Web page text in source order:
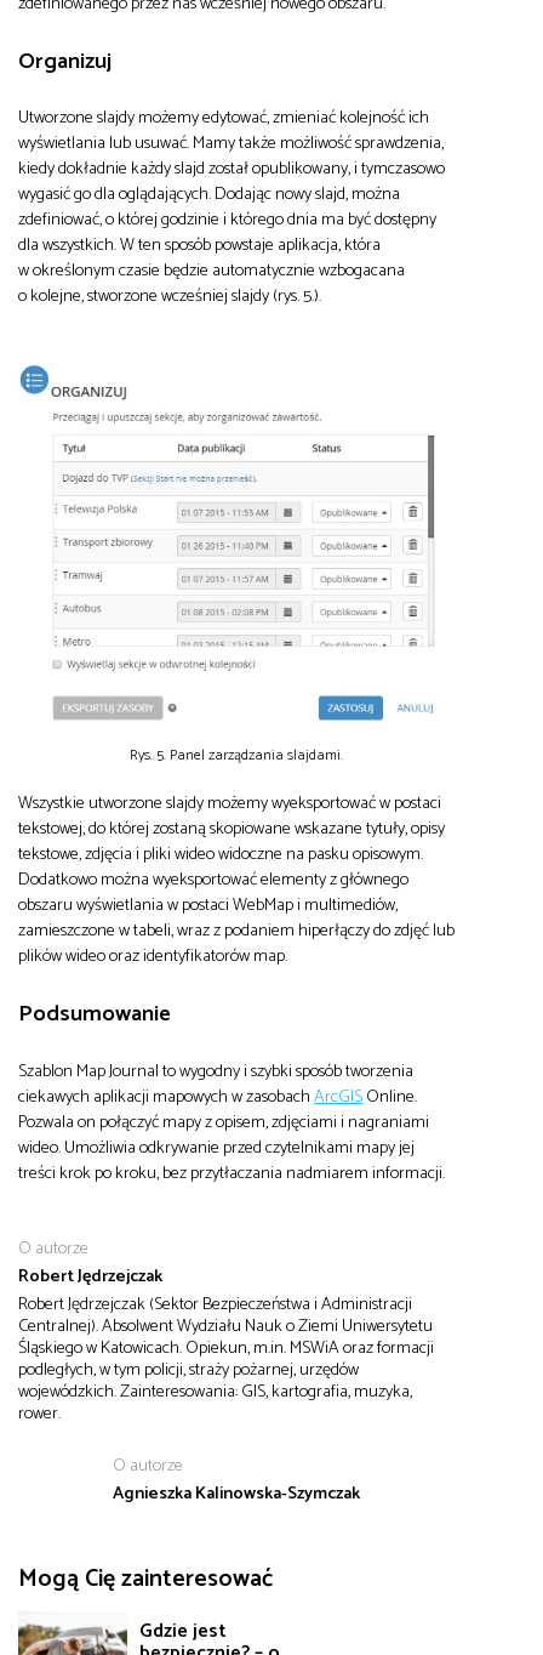
Organizuj
Utworzone slajdy możemy edytować, zmieniać kolejność ich
wyświetlania lub usuwać. Mamy także możliwość sprawdzenia,
kiedy dokładnie każdy slajd został opublikowany, i tymczasowo
wygasić go dla oglądających. Dodając nowy slajd, można
zdefiniować, o której godzinie i którego dnia ma być dostępny
dla wszystkich. W ten sposób powstaje aplikacja, która
w określonym czasie będzie automatycznie wzbogacana
o kolejne, stworzone wcześniej slajdy (rys. 5.).
Rys. 5. Panel zarządzania slajdami.
Wszystkie utworzone slajdy możemy wyeksportować w postaci
tekstowej, do której zostaną skopiowane wskazane tytuły, opisy
tekstowe, zdjęcia i pliki wideo widoczne na pasku opisowym.
Dodatkowo można wyeksportować elementy z głównego
obszaru wyświetlania w postaci WebMap i multimediów,
zamieszczone w tabeli, wraz z podaniem hiperłączy do zdjęć lub
plików wideo oraz identyfikatorów map.
Podsumowanie
Szablon Map Journal to wygodny i szybki sposób tworzenia
ciekawych aplikacji mapowych w zasobachArcGISOnline.
Pozwala on połączyć mapy z opisem, zdjęciami i nagraniami
wideo. Umożliwia odkrywanie przed czytelnikami mapy jej
treści krok po kroku, bez przytłaczania nadmiarem informacji.
O autorze
Robert Jędrzejczak
Robert Jędrzejczak (Sektor Bezpieczeństwa i Administracji
Centralnej). Absolwent Wydziału Nauk o Ziemi Uniwersytetu
Śląskiego w Katowicach. Opiekun, m.in. MSWiA oraz formacji
podległych, w tym policji, straży pożarnej, urzędów
wojewódzkich. Zainteresowania: GIS, kartografia, muzyka,
rower.
O autorze
Agnieszka Kalinowska-Szymczak
Mogą Cię zainteresować
Gdzie jest